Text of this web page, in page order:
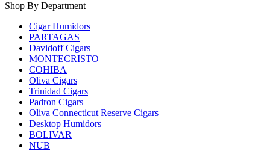
Shop By Department
Cigar Humidors
PARTAGAS
Davidoff Cigars
MONTECRISTO
COHIBA
Oliva Cigars
Trinidad Cigars
Padron Cigars
Oliva Connecticut Reserve Cigars
Desktop Humidors
BOLIVAR
NUB